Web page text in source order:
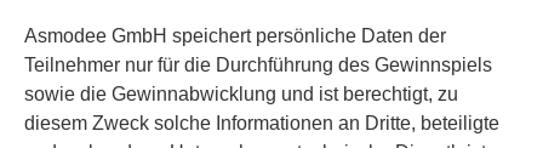
Asmodee GmbH speichert persönliche Daten der
Teilnehmer nur für die Durchführung des Gewinnspiels
sowie die Gewinnabwicklung und ist berechtigt, zu
diesem Zweck solche Informationen an Dritte, beteiligte